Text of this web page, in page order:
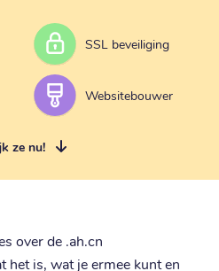
SSL beveiliging
Websitebouwer
ze nu!
over de .ah.cn
het is, wat je ermee kunt en